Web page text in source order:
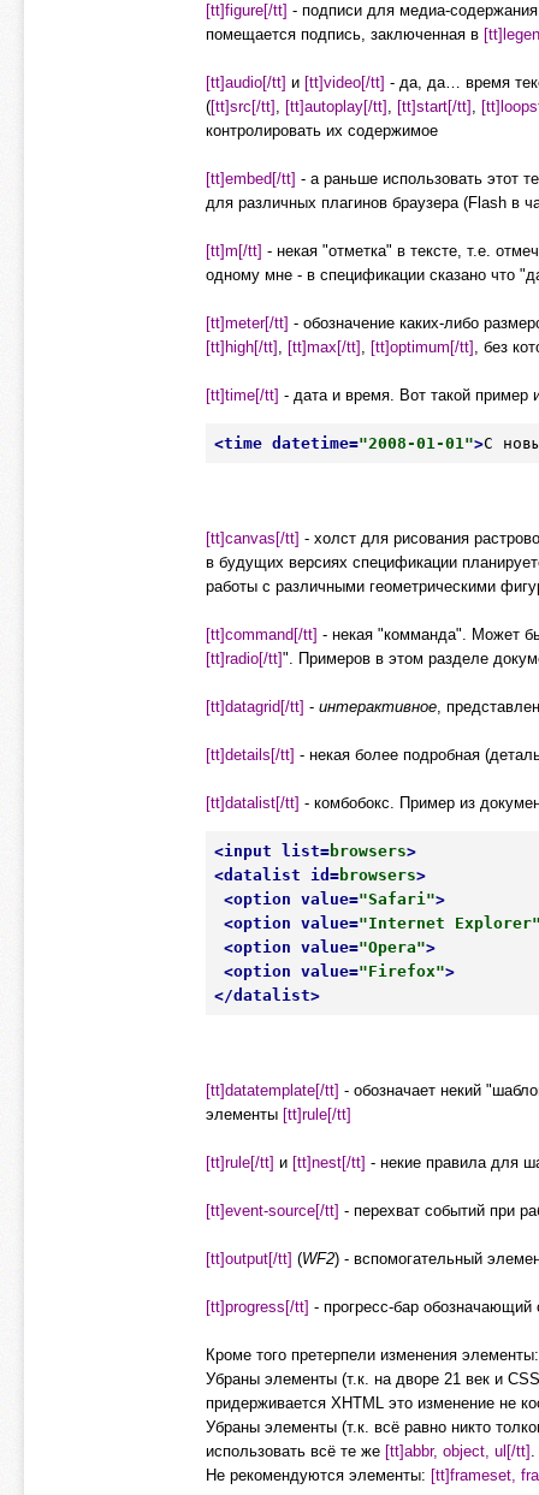
[tt]figure[/tt] - подписи для медиа-
помещается подпись, заключенная в
[tt]audio[/tt] и [tt]video[/tt] - да, да… время
([tt]src[/tt] , [tt]autoplay[/tt] , [tt]start[/tt] ,
контролировать их содержимое
[tt]embed[/tt] - а раньше использовать этот
для различных плагинов браузера (Flash в
[tt]m[/tt] - некая "отметка" в тексте, т.е.
одному мне - в спецификации сказано что
[tt]meter[/tt] - обозначение каких-либо
[tt]high[/tt] , [tt]max[/tt] , [tt]optimum[/tt] , без
[tt]time[/tt] - дата и время. Вот такой пример
<time datetime="2008-01-01">С
[tt]canvas[/tt] - холст для рисования
в будущих версиях спецификации
работы с различными геометрическими
[tt]command[/tt] - некая "комманда". Может
[tt]radio[/tt]". Примеров в этом разделе
[tt]datagrid[/tt] - интерактивное,
[tt]details[/tt] - некая более подробная
[tt]datalist[/tt] - комбобокс. Пример из
<input list=browsers>
<datalist id =browsers>
<option value="Safari">
<option value="Internet
<option value="Opera">
<option value="Firefox">
</datalist>
[tt]datatemplate[/tt] - обозначает некий
элементы [tt]rule[/tt]
[tt]rule[/tt] и [tt]nest[/tt] - некие правила для
[tt]event-source[/tt] - перехват событий при
[tt]output[/tt] (WF2) - вспомогательный
[tt]progress[/tt] - прогресс-бар обозначающий
Кроме того претерпели изменения
Убраны элементы (т.к. на дворе 21 век и
придерживается XHTML это изменение не
Убраны элементы (т.к. всё равно никто
использовать всё те же [tt]abbr, object, ul[/tt] .
Не рекомендуются элементы: [tt]frameset,